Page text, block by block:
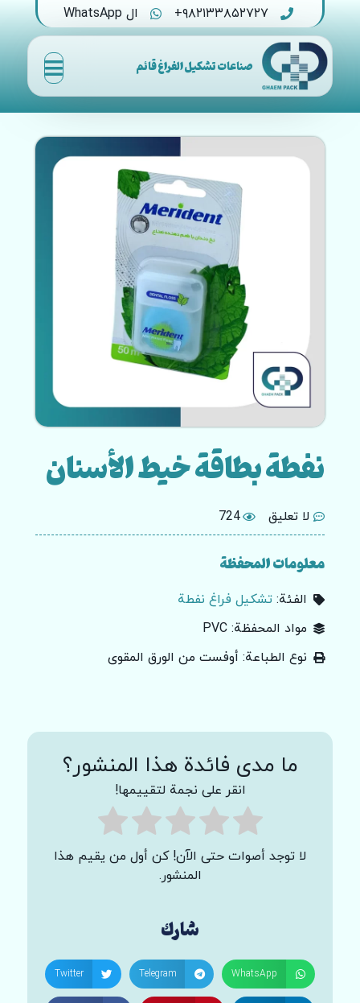
۹۸۲۱۳۳۸۵۲۷۲۷+ ال WhatsApp
صناعات تشكيل الفراغ قائم
نفطة بطاقة خيط الأسنان
لا تعليق 724
معلومات المحفظة
الفئة:تشكيل فراغ نفطة
مواد المحفظة: PVC
نوع الطباعة: أوفست من الورق المقوى
ما مدى فائدة هذا المنشور؟
انقر على نجمة لتقييمها!
لا توجد أصوات حتى الآن! كن أول من يقيم هذا
المنشور.
شارك
WhatsApp
Telegram
Twitter